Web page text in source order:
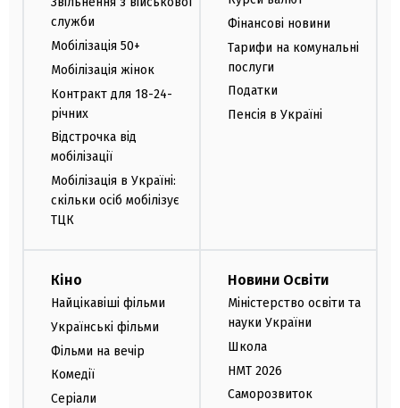
служби
Мобілізація 50+
Мобілізація жінок
Контракт для 18-24-
річних
Відстрочка від
мобілізації
Мобілізація в Україні:
скільки осіб мобілізує
ТЦК
Фінансові новини
Тарифи на комунальні
послуги
Податки
Пенсія в Україні
Кіно
Найцікавіші фільми
Українські фільми
Фільми на вечір
Комедії
Серіали
Новини Освіти
Міністерство освіти та
науки України
Школа
НМТ 2026
Саморозвиток